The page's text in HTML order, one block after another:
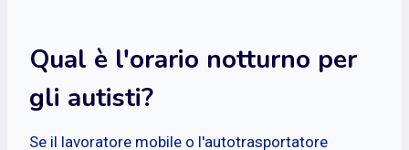
Qual è l'orario notturno per
gli autisti?
Se il lavoratore mobile o l'autotrasportatore